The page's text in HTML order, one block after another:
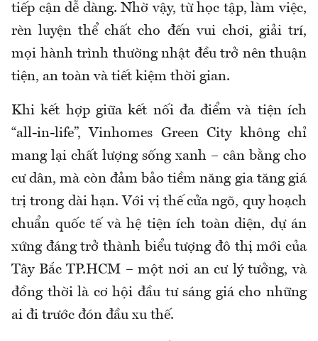
tiếp cận dễ dàng. Nhờ vậy, từ học tập, làm việc,
rèn luyện thể chất cho đến vui chơi, giải trí,
mọi hành trình thường nhật đều trở nên thuận
tiện, an toàn và tiết kiệm thời gian.
Khi kết hợp giữa kết nối đa điểm và tiện ích
“all-in-life”, Vinhomes Green City không chỉ
mang lại chất lượng sống xanh – cân bằng cho
cư dân, mà còn đảm bảo tiềm năng gia tăng giá
trị trong dài hạn. Với vị thế cửa ngõ, quy hoạch
chuẩn quốc tế và hệ tiện ích toàn diện, dự án
xứng đáng trở thành biểu tượng đô thị mới của
Tây Bắc TP.HCM – một nơi an cư lý tưởng, và
đồng thời là cơ hội đầu tư sáng giá cho những
ai đi trước đón đầu xu thế.